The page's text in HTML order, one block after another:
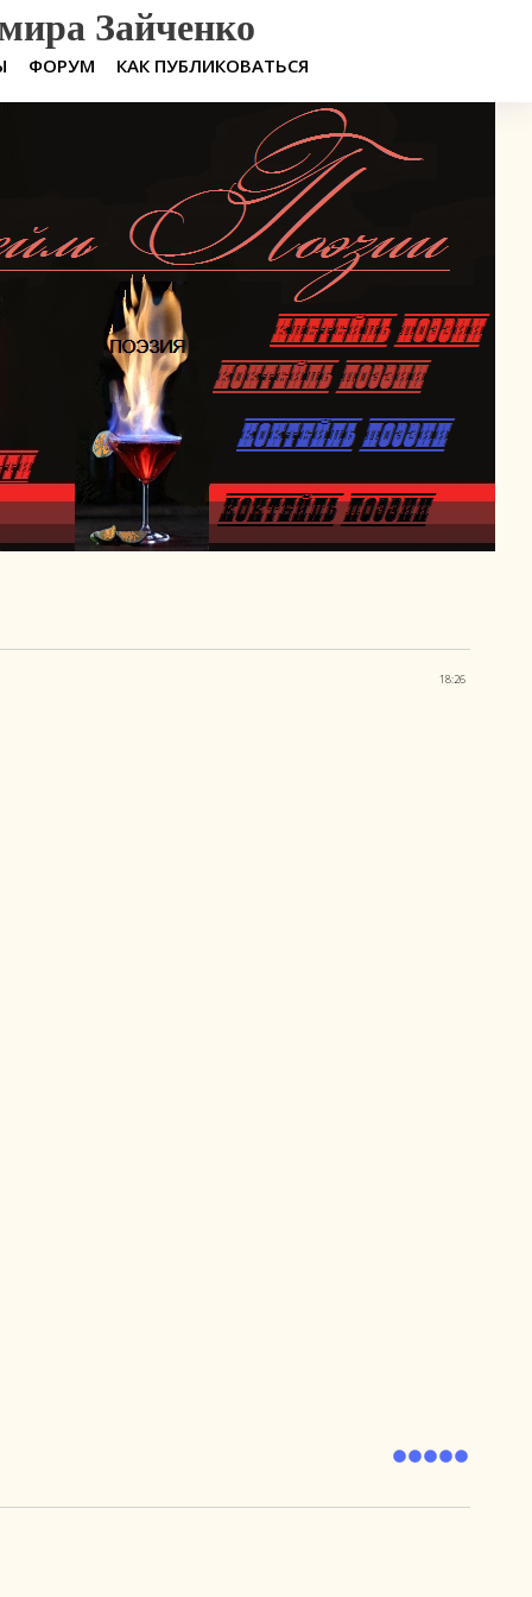
Зайченко
ФОРУМ КАК ПУБЛИКОВАТЬСЯ
18:26